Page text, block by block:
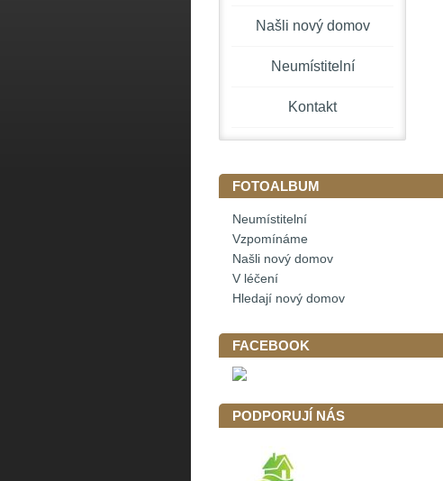
Našli nový domov
Neumístitelní
Kontakt
FOTOALBUM
Neumístitelní
Vzpomínáme
Našli nový domov
V léčení
Hledají nový domov
FACEBOOK
PODPORUJÍ NÁS